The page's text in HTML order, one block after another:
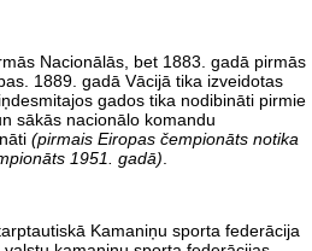
Nacionālās, bet 1883. gadā pirmās
1889. gadā Vācijā tika izveidotas
gados tika nodibināti pirmie
sākās nacionālo komandu
(pirmais Eiropas čempionāts notika
1951. gadā)
Kamaniņu sporta federācija